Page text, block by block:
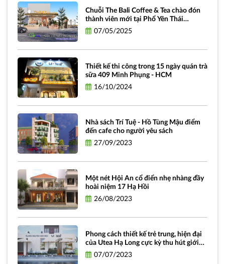
Chuỗi The Bali Coffee & Tea chào đón
thành viên mới tại Phổ Yên Thái
Nguyên
07/05/2025
Thiết kế thi công trong 15 ngày quán trà
sữa 409 Minh Phụng - HCM
16/10/2024
Nhà sách Trí Tuệ - Hồ Tùng Mậu điểm
đến cafe cho người yêu sách
27/09/2023
Một nét Hội An cổ điển nhẹ nhàng đầy
hoài niệm 17 Hạ Hồi
26/08/2023
Phong cách thiết kế trẻ trung, hiện đại
của Utea Hạ Long cực kỳ thu hút giới
trẻ hiện nay
07/07/2023